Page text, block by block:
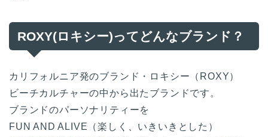
ROXY(ロキシー)ってどんなブランド？
カリフォルニア発のブランド・ロキシー（ROXY）
ビーチカルチャーの中から出たブランドです。
ブランドのパーソナリティーを
FUN AND ALIVE（楽しく、いきいきとした）